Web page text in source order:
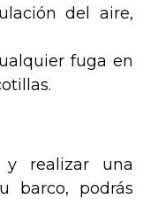
del aire,
fuga en
y realizar una
barco, podrás